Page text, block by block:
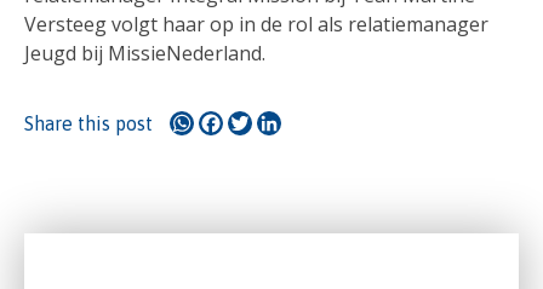
Versteeg volgt haar op in de rol als relatiemanager
Jeugd bij MissieNederland.
Share this post WhatsApp
Facebook
Twitter